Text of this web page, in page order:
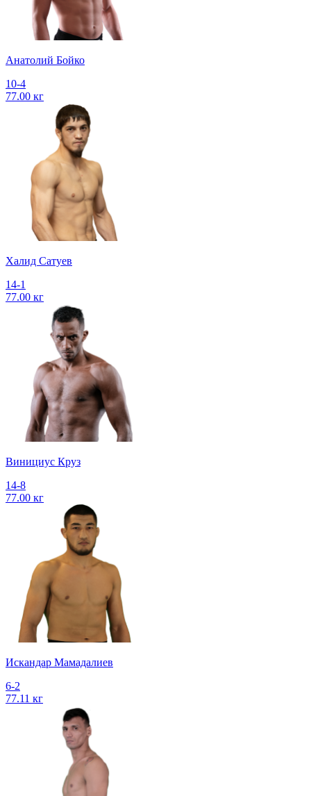
Анатолий Бойко
10-4
77.00 кг
Халид Сатуев
14-1
77.00 кг
Винициус Круз
14-8
77.00 кг
Искандар Мамадалиев
6-2
77.11 кг